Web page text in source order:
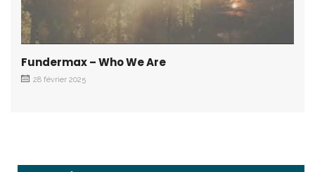
Fundermax – Who We Are
28 février 2025